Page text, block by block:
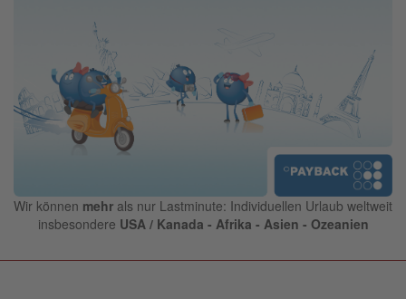
Wir können mehr als nur Lastminute: Individuellen Urlaub weltweit
insbesondere USA / Kanada - Afrika - Asien - Ozeanien